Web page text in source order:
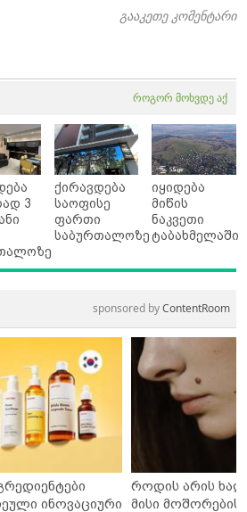
გააკეთე კომენტარი
როგორ მოხვდე აქ
3
ქირავდება
საოფისე
ფართი
საბურთალოზე
იყიდება
მიწის
ნაკვეთი
ტაბახმელაში
sponsored byContentRoom
ინოვაციური
როდის არის
მისი მოშორების